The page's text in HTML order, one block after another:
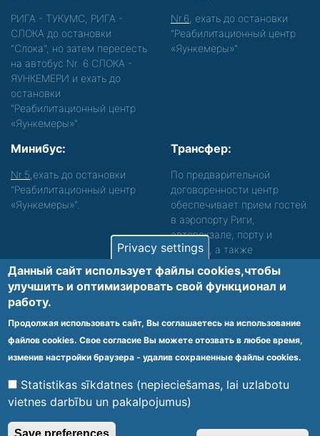
РИГА - ТУКУМС, РИГА -
СЛОКА до остановки
"Слока", но затем пересесть
на автобус Nr. 6 СЛОКА -
ЯУНКЕМЕРИ и ехать до
остановки
"Реабилитационный центр
«Яункемеры»".
Nr.6 , ехать до остановки
"Реабилитационный центр
«Яункемеры»".
Минибус:
Nr.5 ,ехать до остановки
"Реабилитационный центр
«Яункемеры»".
Трансфер:
По предварительной
договоренности центр
обеспечивает прием гостей
в аэропорту Риги,
автовокзале, порту и
вокзале, а также
сопровождение. Просьба
звонить, чтобы уточнить
детали.
Обеспечиваем доступность среды для лиц с
функциональными нарушениями.
Footer
menu
Vietnes karte Noteikumi un privātuma politika
© 2020 Kūrorta Rehabilitācijas Centrs - Jaunķemeri. Visas tiesības
Privacy settings
Данный сайт использует файлы cookies,чтобы
улучшить и оптимизировать cвой функционал и
работу.
Продолжая использовать сайт, Вы соглашаетесь на использование
файлов cookies. Свое согласие Вы можете отозвать в любое время,
изменив настройки браузера - удалив сохраненные файлы cookies.
Statistikas sīkdatnes (nepieciešamas, lai uzlabotu
vietnes darbību un pakalpojumus)
Save preferences